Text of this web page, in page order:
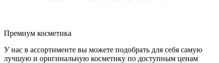
Премиум косметика
У нас в ассортименте вы можете подобрать для себя самую
лучшую и оригинальную косметику по доступным ценам